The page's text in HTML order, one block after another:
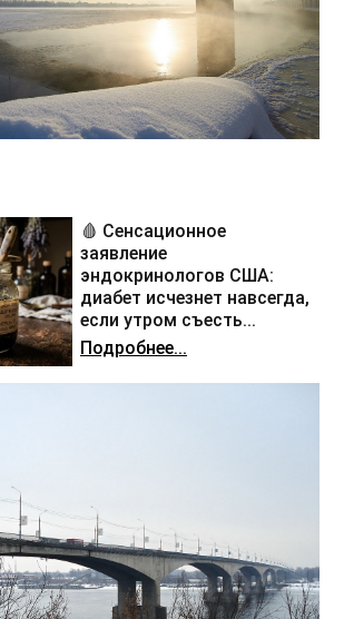
🩸 Сенсационное
заявление
эндокринологов США:
диабет исчезнет навсегда,
если утром съесть...
Подробнее...